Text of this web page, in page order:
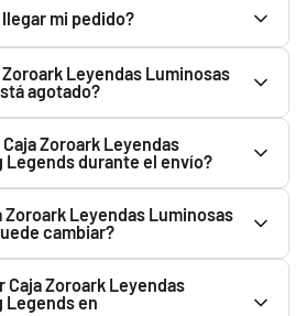
y distribuidores.
Siempre que el fabricante lo
recibirás Caja Zoroark Leyendas
sellado de fábrica.
mi pedido?
de 1 a 3 días hábiles.
Zoroark Leyendas Luminosas
agotado?
vuelva a estar disponible.
Zoroark Leyendas
Legends durante el envío?
protección para proteger Caja
| Shining Legends durante el
Zoroark Leyendas Luminosas
cambiar?
según la disponibilidad, reposiciones
Caja Zoroark Leyendas
Legends en